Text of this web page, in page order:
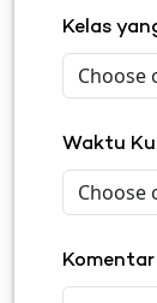
Kelas
Waktu
Komentar